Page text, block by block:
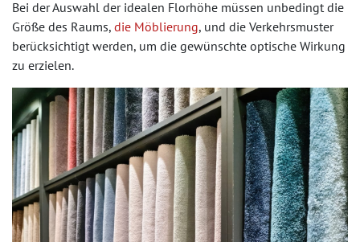
Bei der Auswahl der idealen Florhöhe müssen unbedingt die
Größe des Raums, die Möblierung, und die Verkehrsmuster
berücksichtigt werden, um die gewünschte optische Wirkung
zu erzielen.